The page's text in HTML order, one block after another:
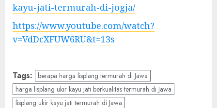
kayu-jati-termurah-di-jogja/
https://www.youtube.com/watch?
v=VdDcXFUW6RU&t=13s
Tags: berapa harga lisplang termurah di Jawa
harga lisplang ukir kayu jati berkualitas termurah di Jawa
lisplang ukir kayu jati termurah di Jawa